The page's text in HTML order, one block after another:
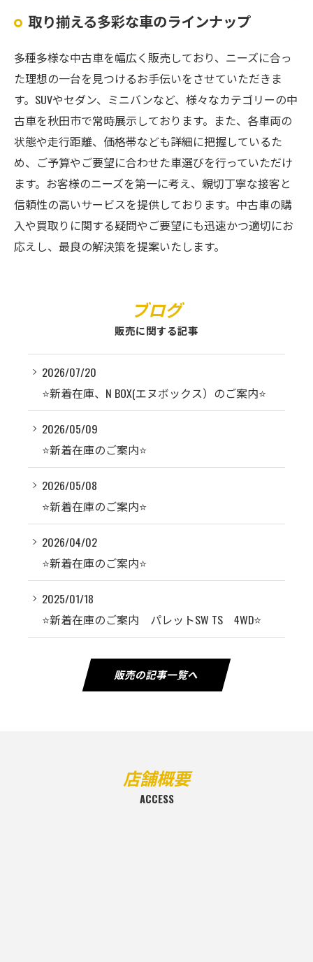
取り揃える多彩な車のラインナップ
多種多様な中古車を幅広く販売しており、ニーズに合っ
た理想の一台を見つけるお手伝いをさせていただきま
す。SUVやセダン、ミニバンなど、様々なカテゴリーの中
古車を秋田市で常時展示しております。また、各車両の
状態や走行距離、価格帯なども詳細に把握しているた
め、ご予算やご要望に合わせた車選びを行っていただけ
ます。お客様のニーズを第一に考え、親切丁寧な接客と
信頼性の高いサービスを提供しております。中古車の購
入や買取りに関する疑問やご要望にも迅速かつ適切にお
応えし、最良の解決策を提案いたします。
ブログ
販売に関する記事
2026/07/20
⭐️新着在庫、N BOX(エヌボックス）のご案内⭐️
2026/05/09
⭐️新着在庫のご案内⭐️
2026/05/08
⭐️新着在庫のご案内⭐️
2026/04/02
⭐️新着在庫のご案内⭐️
2025/01/18
⭐️新着在庫のご案内 パレットSW TS 4WD⭐️
販売の記事一覧へ
店舗概要
ACCESS